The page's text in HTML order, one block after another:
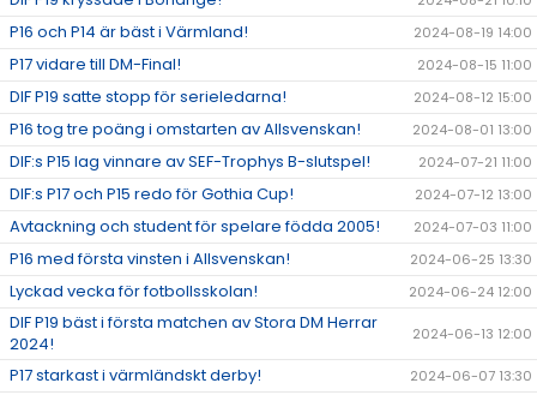
P16 och P14 är bäst i Värmland! 2024-08-19 14:00
P17 vidare till DM-Final! 2024-08-15 11:00
DIF P19 satte stopp för serieledarna! 2024-08-12 15:00
P16 tog tre poäng i omstarten av Allsvenskan! 2024-08-01 13:00
DIF:s P15 lag vinnare av SEF-Trophys B-slutspel! 2024-07-21 11:00
DIF:s P17 och P15 redo för Gothia Cup! 2024-07-12 13:00
Avtackning och student för spelare födda 2005! 2024-07-03 11:00
P16 med första vinsten i Allsvenskan! 2024-06-25 13:30
Lyckad vecka för fotbollsskolan! 2024-06-24 12:00
DIF P19 bäst i första matchen av Stora DM Herrar
2024!
2024-06-13 12:00
P17 starkast i värmländskt derby! 2024-06-07 13:30